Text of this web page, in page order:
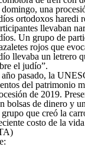
una
ortodoxos haredi
llevaban
Un grupo de
rojos que
llevaba un letrero
el judío”.
pasado, la
del patrimonio
de 2019.
bolsas de dinero y
que creó la
costo de la